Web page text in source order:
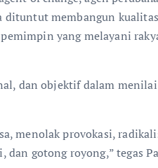
dituntut membangun
yang melayani
dan objektif dalam menilai
menolak provokasi,
dan gotong royong,” tegas